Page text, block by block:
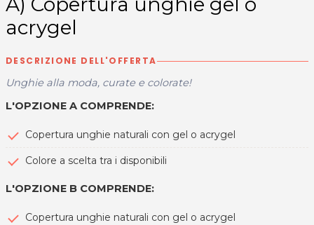
acrygel
DESCRIZIONE DELL'OFFERTA
Unghie alla moda, curate e colorate!
L'OPZIONE A COMPRENDE:
Copertura unghie naturali con gel o acrygel
Colore a scelta tra i disponibili
L'OPZIONE B COMPRENDE:
Copertura unghie naturali con gel o acrygel